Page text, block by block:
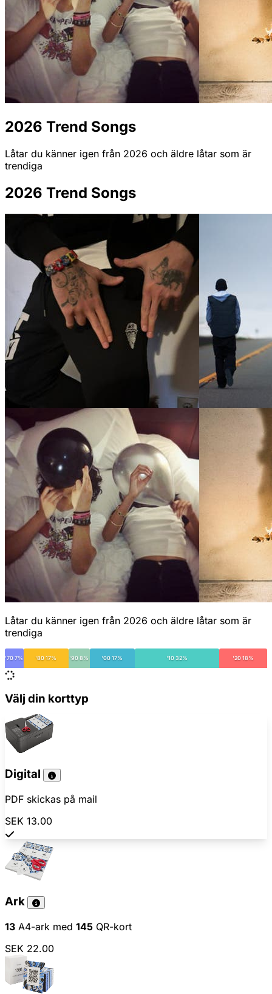
2026 Trend Songs
Låtar du känner igen från 2026 och äldre låtar som är
trendiga
2026 Trend Songs
Låtar du känner igen från 2026 och äldre låtar som är
trendiga
'70 7% '80 17% '90 8% '00 17% '10 32% '20 18%
Välj din korttyp
Digital
PDF skickas på mail
SEK 13.00
Ark
13 A4-ark med 145 QR-kort
SEK 22.00